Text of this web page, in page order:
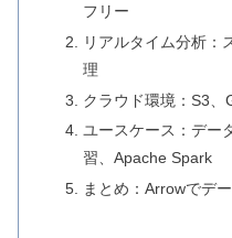
フリー
リアルタイム分析：
理
クラウド環境：S3、
ユースケース：デー
習、Apache Spark
まとめ：Arrowでデ